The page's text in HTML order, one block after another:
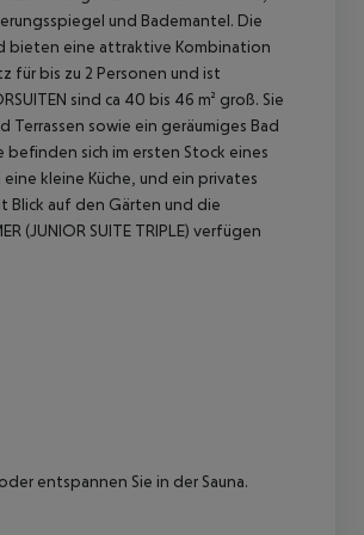
und Bademantel. Die
bieten eine attraktive Kombination
für bis zu 2 Personen und ist
sind ca 40 bis 46 m² groß. Sie
sowie ein geräumiges Bad
befinden sich im ersten Stock eines
kleine Küche, und ein privates
Blick auf den Gärten und die
(JUNIOR SUITE TRIPLE) verfügen
entspannen Sie in der Sauna.